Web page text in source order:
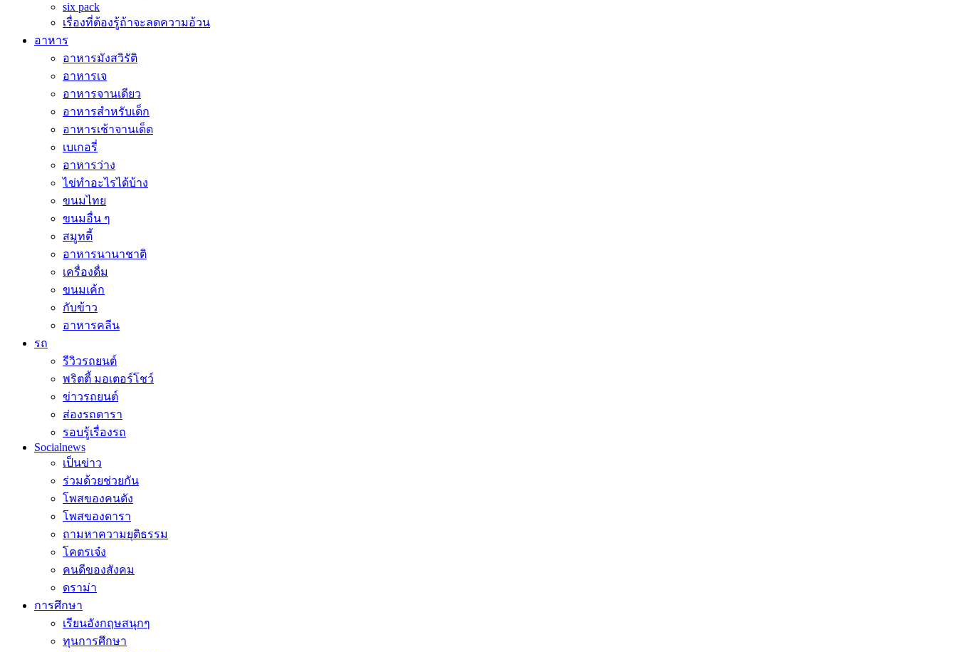
six pack
เรื่องที่ต้องรู้ถ้าจะลดความอ้วน
อาหาร
อาหารมังสวิรัติ
อาหารเจ
อาหารจานเดียว
อาหารสำหรับเด็ก
อาหารเช้าจานเด็ด
เบเกอรี่
อาหารว่าง
ไข่ทำอะไรได้บ้าง
ขนมไทย
ขนมอื่น ๆ
สมูทตี้
อาหารนานาชาติ
เครื่องดื่ม
ขนมเค้ก
กับข้าว
อาหารคลีน
รถ
รีวิวรถยนต์
พริตตี้ มอเตอร์โชว์
ข่าวรถยนต์
ส่องรถดารา
รอบรู้เรื่องรถ
Socialnews
เป็นข่าว
ร่วมด้วยช่วยกัน
โพสของคนดัง
โพสของดารา
ถามหาความยุติธรรม
โคตรเจ๋ง
คนดีของสังคม
ดราม่า
การศึกษา
เรียนอังกฤษสนุกๆ
ทุนการศึกษา